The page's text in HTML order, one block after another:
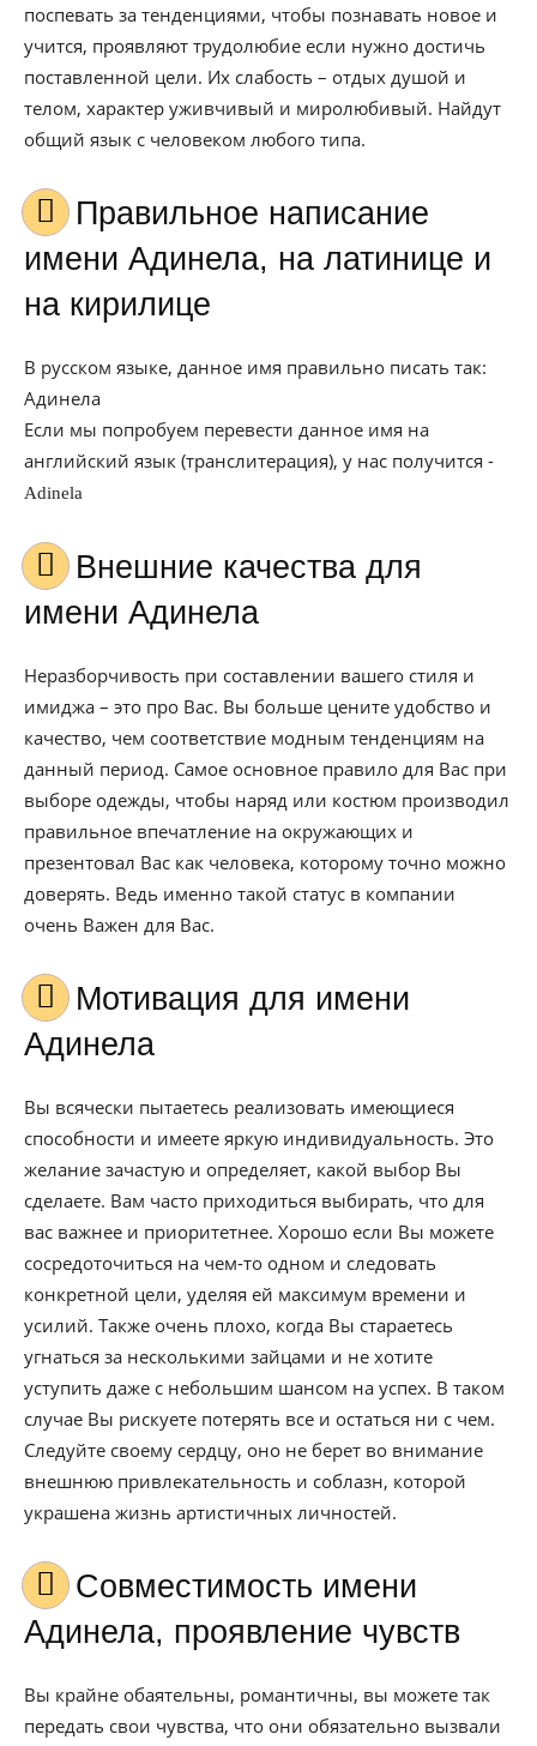
поспевать за тенденциями, чтобы познавать новое и
учится, проявляют трудолюбие если нужно достичь
поставленной цели. Их слабость – отдых душой и
телом, характер уживчивый и миролюбивый. Найдут
общий язык с человеком любого типа.
Правильное написание
имени Адинела, на латинице и
на кирилице
В русском языке, данное имя правильно писать так:
Адинела
Если мы попробуем перевести данное имя на
английский язык (транслитерация), у нас получится -
Adinela
Внешние качества для
имени Адинела
Неразборчивость при составлении вашего стиля и
имиджа – это про Вас. Вы больше цените удобство и
качество, чем соответствие модным тенденциям на
данный период. Самое основное правило для Вас при
выборе одежды, чтобы наряд или костюм производил
правильное впечатление на окружающих и
презентовал Вас как человека, которому точно можно
доверять. Ведь именно такой статус в компании
очень Важен для Вас.
Мотивация для имени
Адинела
Вы всячески пытаетесь реализовать имеющиеся
способности и имеете яркую индивидуальность. Это
желание зачастую и определяет, какой выбор Вы
сделаете. Вам часто приходиться выбирать, что для
вас важнее и приоритетнее. Хорошо если Вы можете
сосредоточиться на чем-то одном и следовать
конкретной цели, уделяя ей максимум времени и
усилий. Также очень плохо, когда Вы стараетесь
угнаться за несколькими зайцами и не хотите
уступить даже с небольшим шансом на успех. В таком
случае Вы рискуете потерять все и остаться ни с чем.
Следуйте своему сердцу, оно не берет во внимание
внешнюю привлекательность и соблазн, которой
украшена жизнь артистичных личностей.
Совместимость имени
Адинела, проявление чувств
Вы крайне обаятельны, романтичны, вы можете так
передать свои чувства, что они обязательно вызвали